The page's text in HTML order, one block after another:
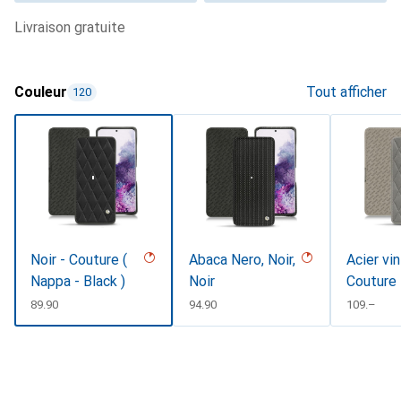
livraison gratuite
Couleur 120 Tout afficher
Noir - Couture (
Nappa - Black )
CHF
89.90
Abaca Nero, Noir,
Noir
CHF
94.90
Acier
Couture
CHF
109.–